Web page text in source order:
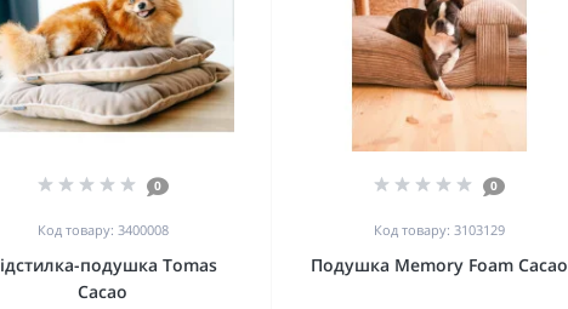
0
Код товару: 3400008
подушка Tomas
Cacao
0
Код товару: 3103129
Подушка Memory Foam Cacao